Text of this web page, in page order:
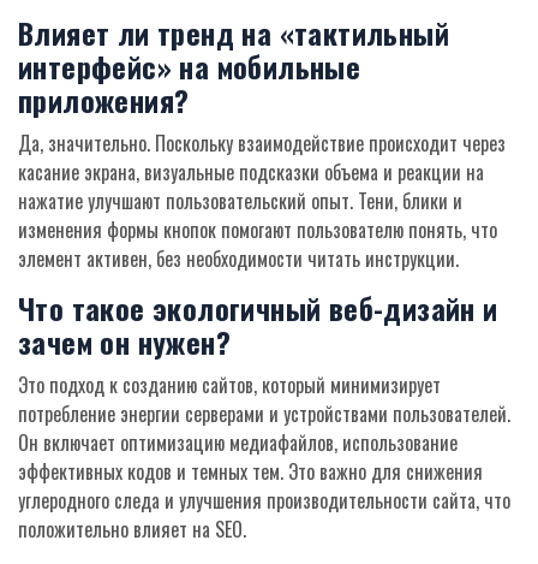
Влияет ли тренд на «тактильный
интерфейс» на мобильные
приложения?
Да, значительно. Поскольку взаимодействие происходит через
касание экрана, визуальные подсказки объема и реакции на
нажатие улучшают пользовательский опыт. Тени, блики и
изменения формы кнопок помогают пользователю понять, что
элемент активен, без необходимости читать инструкции.
Что такое экологичный веб-дизайн и
зачем он нужен?
Это подход к созданию сайтов, который минимизирует
потребление энергии серверами и устройствами пользователей.
Он включает оптимизацию медиафайлов, использование
эффективных кодов и темных тем. Это важно для снижения
углеродного следа и улучшения производительности сайта, что
положительно влияет на SEO.